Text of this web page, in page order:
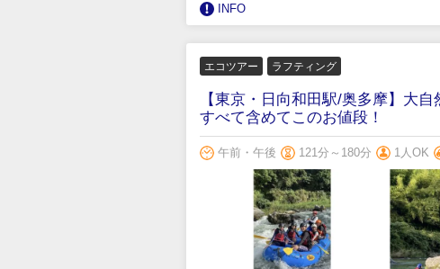
INFO
エコツアー ラフティング
【東京・日向和田駅/奥多摩】大
すべて含めてこのお値段！
午前・午後 121分～180分 1人OK